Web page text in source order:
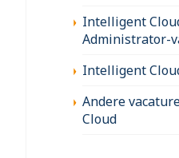
Intelligent
Administrator-
Intelligent
Andere
Cloud